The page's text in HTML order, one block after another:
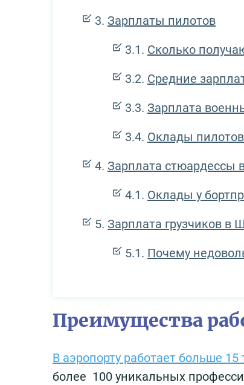
Зарплаты пилотов
Сколько
Средние
Зарплата
Оклады
Зарплата стюардессы
Оклады у
Зарплата грузчиков в
Почему
Преимущества
В аэропорту работает больше 15
более 100 уникальных